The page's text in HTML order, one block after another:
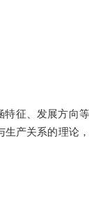
特征、发展方向
生产关系的理论，